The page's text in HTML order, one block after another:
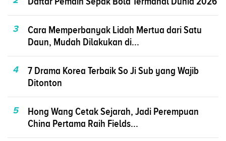
3
Cara Memperbanyak Lidah Mertua dari Satu
Daun, Mudah Dilakukan di...
4
7 Drama Korea Terbaik So Ji Sub yang Wajib
Ditonton
5
Hong Wang Cetak Sejarah, Jadi Perempuan
China Pertama Raih Fields...